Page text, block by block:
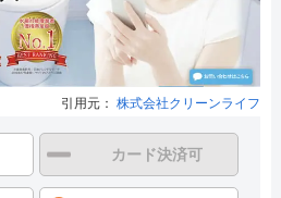
引用元： 株式会社クリーンライフ
カード決済可